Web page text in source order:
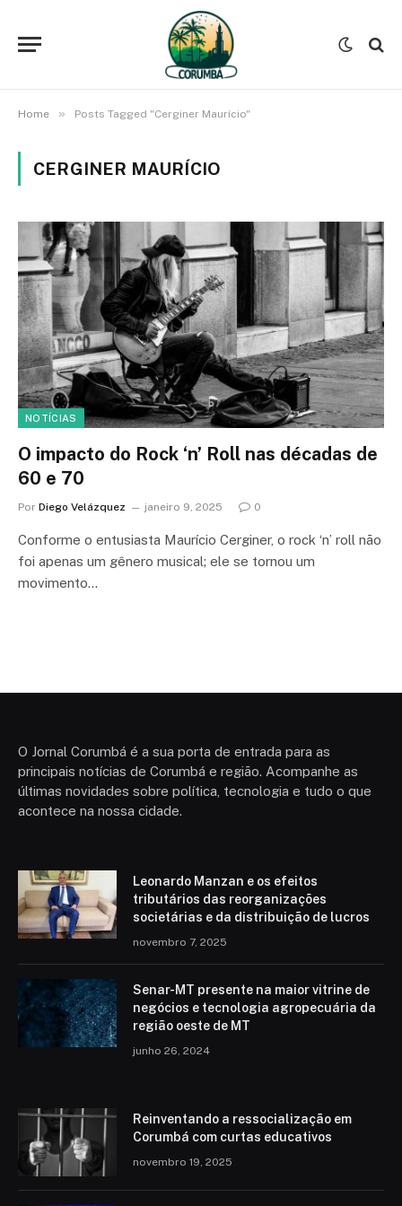
Home » Posts Tagged "Cerginer Maurício"
CERGINER MAURÍCIO
NOTÍCIAS
O impacto do Rock ‘n’ Roll nas décadas de
60 e 70
Por Diego Velázquez janeiro 9, 2025 0
Conforme o entusiasta Maurício Cerginer, o rock ‘n’ roll não
foi apenas um gênero musical; ele se tornou um
movimento…
O Jornal Corumbá é a sua porta de entrada para as
principais notícias de Corumbá e região. Acompanhe as
últimas novidades sobre política, tecnologia e tudo o que
acontece na nossa cidade.
Leonardo Manzan e os efeitos
tributários das reorganizações
societárias e da distribuição de lucros
novembro 7, 2025
Senar-MT presente na maior vitrine de
negócios e tecnologia agropecuária da
região oeste de MT
junho 26, 2024
Reinventando a ressocialização em
Corumbá com curtas educativos
novembro 19, 2025